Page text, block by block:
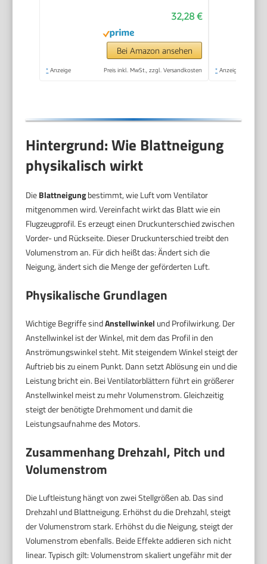
Bodenventilator Box
Floor AR5B24, Weiß
32,28 €
Bei Amazon ansehen
* Anzeige Preis inkl. MwSt., zzgl. Versandkosten * Anzeige
Hintergrund: Wie Blattneigung
physikalisch wirkt
DieBlattneigungbestimmt, wie Luft vom Ventilator
mitgenommen wird. Vereinfacht wirkt das Blatt wie ein
Flugzeugprofil. Es erzeugt einen Druckunterschied zwischen
Vorder- und Rückseite. Dieser Druckunterschied treibt den
Volumenstrom an. Für dich heißt das: Ändert sich die
Neigung, ändert sich die Menge der geförderten Luft.
Physikalische Grundlagen
Wichtige Begriffe sindAnstellwinkel und Profilwirkung. Der
Anstellwinkel ist der Winkel, mit dem das Profil in den
Anströmungswinkel steht. Mit steigendem Winkel steigt der
Auftrieb bis zu einem Punkt. Dann setzt Ablösung ein und die
Leistung bricht ein. Bei Ventilatorblättern führt ein größerer
Anstellwinkel meist zu mehr Volumenstrom. Gleichzeitig
steigt der benötigte Drehmoment und damit die
Leistungsaufnahme des Motors.
Zusammenhang Drehzahl, Pitch und
Volumenstrom
Die Luftleistung hängt von zwei Stellgrößen ab. Das sind
Drehzahl und Blattneigung. Erhöhst du die Drehzahl, steigt
der Volumenstrom stark. Erhöhst du die Neigung, steigt der
Volumenstrom ebenfalls. Beide Effekte addieren sich nicht
linear. Typisch gilt: Volumenstrom skaliert ungefähr mit der